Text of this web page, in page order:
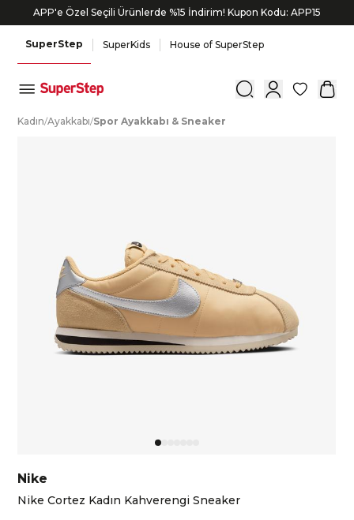
APP'e Özel Seçili Ürünlerde %15 İndirim! Kupon Kodu: APP15
SuperStep SuperKids House of SuperStep
0
Kadın/Ayakkabı/Spor Ayakkabı & Sneaker
Nike
Nike Cortez Kadın Kahverengi Sneaker